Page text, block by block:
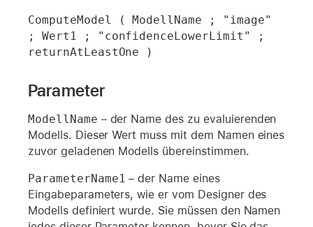
ComputeModel ( ModellName ; "image"
; Wert1 ; "confidenceLowerLimit" ;
Parameter
ModellName – der Name des zu evaluierenden
Modells. Dieser Wert muss mit dem Namen eines
zuvor geladenen Modells übereinstimmen.
ParameterName1 – der Name eines
Eingabeparameters, wie er vom Designer des
Modells definiert wurde. Sie müssen den Namen